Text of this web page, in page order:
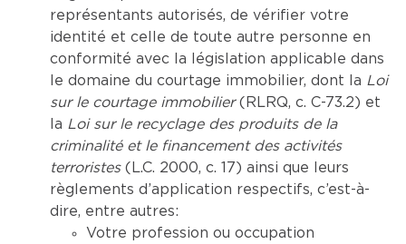
représentants autorisés, de vérifier votre
identité et celle de toute autre personne en
conformité avec la législation applicable dans
le domaine du courtage immobilier, dont la Loi
sur le courtage immobilier(RLRQ, c. C-73.2) et
la Loi sur le recyclage des produits de la
criminalité et le financement des activités
terroristes(L.C. 2000, c. 17) ainsi que leurs
règlements d’application respectifs, c’est-à-
dire, entre autres:
Votre profession ou occupation